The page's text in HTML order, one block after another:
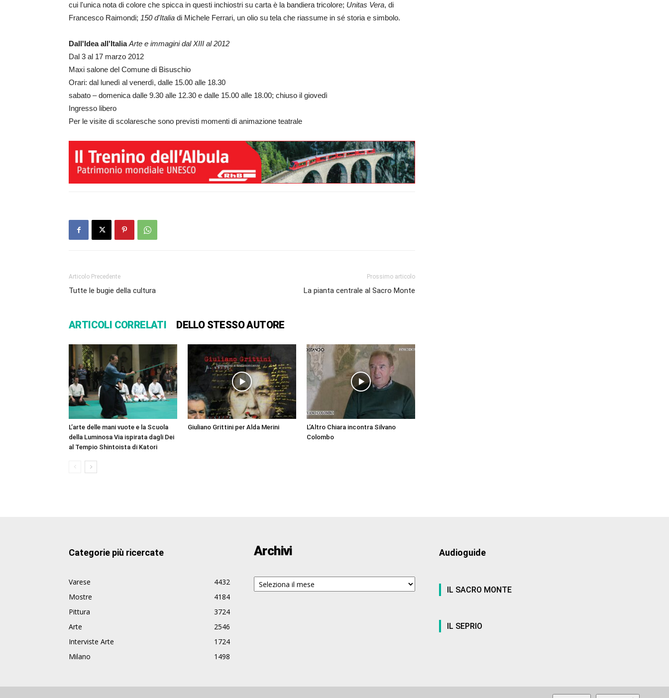
cui l'unica nota di colore che spicca in questi inchiostri su carta è la bandiera tricolore; Unitas Vera, di
Francesco Raimondi; 150 d'Italia di Michele Ferrari, un olio su tela che riassume in sé storia e simbolo.
Dall'Idea all'ItaliaArte e immagini dal XIII al 2012
Dal 3 al 17 marzo 2012
Maxi salone del Comune di Bisuschio
Orari: dal lunedì al venerdì, dalle 15.00 alle 18.30
sabato – domenica dalle 9.30 alle 12.30 e dalle 15.00 alle 18.00; chiuso il giovedì
Ingresso libero
Per le visite di scolaresche sono previsti momenti di animazione teatrale
Articolo Precedente
Tutte le bugie della cultura
Prossimo articolo
La pianta centrale al Sacro Monte
ARTICOLI CORRELATI DELLO STESSO AUTORE
L’arte delle mani vuote e la Scuola
della Luminosa Via ispirata dagli Dei
al Tempio Shintoista di Katori
Giuliano Grittini per Alda Merini
L’Altro Chiara incontra Silvano
Colombo
Categorie più ricercate
Varese
4432
Mostre
4184
Pittura
3724
Arte
2546
Interviste Arte
1724
Milano
1498
Archivi
Archivi
Audioguide
IL SACRO MONTE
IL SEPRIO